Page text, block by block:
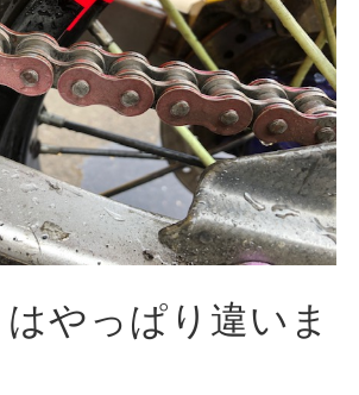
やっぱり違いま